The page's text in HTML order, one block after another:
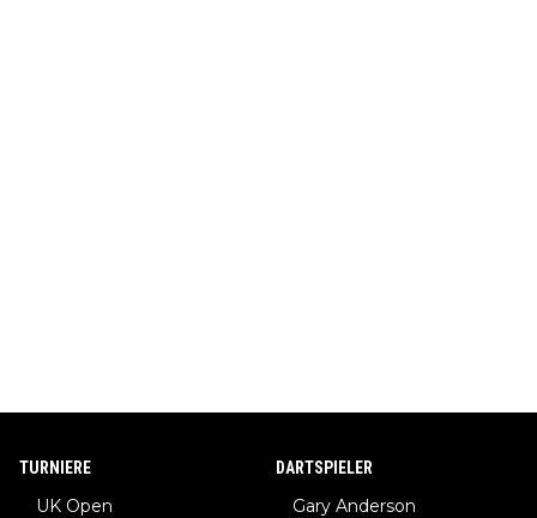
TURNIERE
UK Open
DARTSPIELER
Gary Anderson